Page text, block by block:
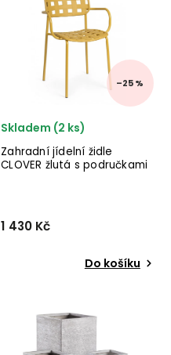
černého kovu a lana.
✅ krásný nábytek ✅ kvalitní
materiály ✅ nejnižší ...
–25 %
Zahradní jídelní židle
CLOVER žlutá s područkami
Skladem (2 ks)
1 430 Kč
Do košíku
od italského výrobce
stylového nábytku BIZZOTTO